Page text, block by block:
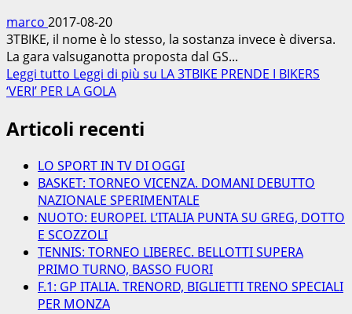
marco 2017-08-20
3TBIKE, il nome è lo stesso, la sostanza invece è diversa.
La gara valsuganotta proposta dal GS...
Leggi tutto Leggi di più su LA 3TBIKE PRENDE I BIKERS
‘VERI’ PER LA GOLA
Articoli recenti
LO SPORT IN TV DI OGGI
BASKET: TORNEO VICENZA. DOMANI DEBUTTO
NAZIONALE SPERIMENTALE
NUOTO: EUROPEI. L’ITALIA PUNTA SU GREG, DOTTO
E SCOZZOLI
TENNIS: TORNEO LIBEREC. BELLOTTI SUPERA
PRIMO TURNO, BASSO FUORI
F.1: GP ITALIA. TRENORD, BIGLIETTI TRENO SPECIALI
PER MONZA